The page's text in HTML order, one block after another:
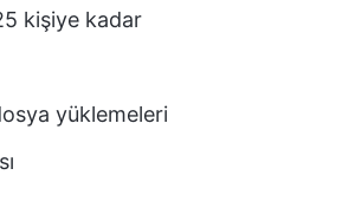
kişiye kadar
yüklemeleri